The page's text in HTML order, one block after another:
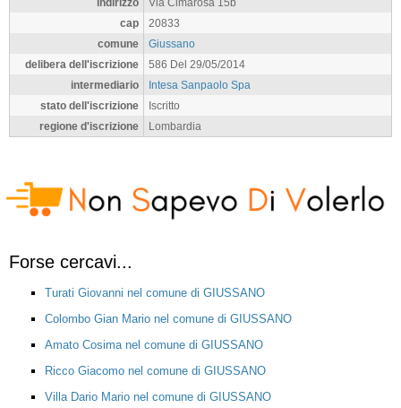
cap
20833
comune
Giussano
delibera dell'iscrizione
586 Del 29/05/2014
intermediario
Intesa Sanpaolo Spa
stato dell'iscrizione
Iscritto
regione d'iscrizione
Lombardia
Forse cercavi...
Turati Giovanni nel comune di GIUSSANO
Colombo Gian Mario nel comune di GIUSSANO
Amato Cosima nel comune di GIUSSANO
Ricco Giacomo nel comune di GIUSSANO
Villa Dario Mario nel comune di GIUSSANO